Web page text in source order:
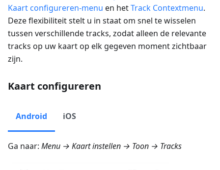
Kaart configureren-menu en hetTrack Contextmenu.
Deze flexibiliteit stelt u in staat om snel te wisselen
tussen verschillende tracks, zodat alleen de relevante
tracks op uw kaart op elk gegeven moment zichtbaar
zijn.
Kaart configureren
Android iOS
Ga naar: Menu → Kaart instellen → Toon → Tracks